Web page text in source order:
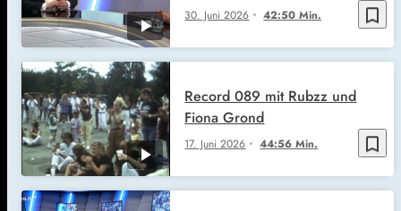
bookmark_border
30. Juni 2026 42:50 Min.
bookmark_border
17. Juni 2026 44:56 Min.
Record 089 mit Rubzz und
Fiona Grond